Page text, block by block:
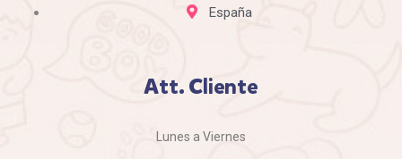
España
Att. Cliente
Lunes a Viernes